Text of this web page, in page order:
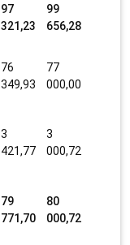
97
321,23
99
656,28
76
349,93
77
000,00
3
421,77
3
000,72
79
771,70
80
000,72